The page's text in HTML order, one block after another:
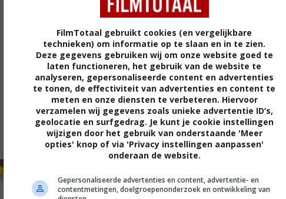
Wayne's World (1992) Ski Patrol
FilmTotaal gebruikt cookies (en vergelijkbare
technieken) om informatie op te slaan en in te zien.
Deze gegevens gebruiken wij om onze website goed te
laten functioneren, het gebruik van de website te
analyseren, gepersonaliseerde content en advertenties
te tonen, de effectiviteit van advertenties en content te
meten en onze diensten te verbeteren. Hiervoor
verzamelen wij gegevens zoals unieke advertentie ID’s,
geolocatie en surfgedrag. Je kunt je cookie instellingen
wijzigen door het gebruik van onderstaande 'Meer
opties' knop of via 'Privacy instellingen aanpassen'
onderaan de website.
Gepersonaliseerde advertenties en content, advertentie- en
contentmetingen, doelgroepenonderzoek en ontwikkeling van